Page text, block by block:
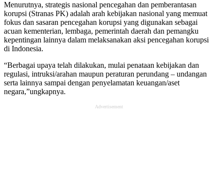
Menurutnya, strategis nasional pencegahan dan pemberantasan
korupsi (Stranas PK) adalah arah kebijakan nasional yang memuat
fokus dan sasaran pencegahan korupsi yang digunakan sebagai
acuan kementerian, lembaga, pemerintah daerah dan pemangku
kepentingan lainnya dalam melaksanakan aksi pencegahan korupsi
di Indonesia.
“Berbagai upaya telah dilakukan, mulai penataan kebijakan dan
regulasi, intruksi/arahan maupun peraturan perundang – undangan
serta lainnya sampai dengan penyelamatan keuangan/aset
negara,”ungkapnya.
Advertisement